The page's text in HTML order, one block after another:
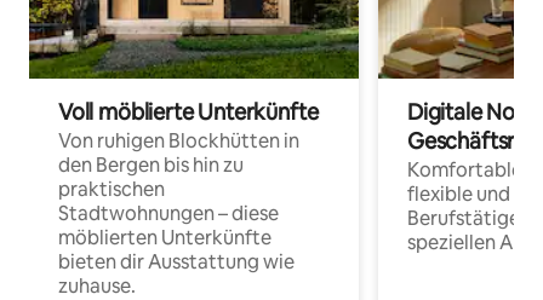
Voll möblierte Unterkünfte
Von ruhigen Blockhütten in
den Bergen bis hin zu
praktischen
Stadtwohnungen – diese
möblierten Unterkünfte
bieten dir Ausstattung wie
zuhause.
Digitale
Komfortable
flexible und
Berufstätige
speziellen